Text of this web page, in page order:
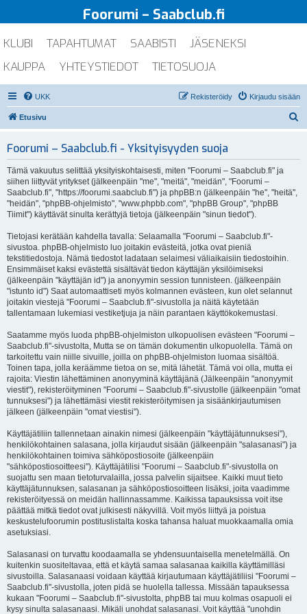
Foorumi – Saabclub.fi
KLUBI TAPAHTUMAT SAABISTI
JÄSENEKSI
KAUPPA
YHTEYSTIEDOT TIETOSUOJA
UKK Kirjaudu sisään
Rekisteröidy
Etusivu
Foorumi – Saabclub.fi - Yksityisyyden suoja
Tämä vakuutus selittää yksityiskohtaisesti, miten "Foorumi – Saabclub.fi" ja
siihen liittyvät yritykset (jälkeenpäin "me", "meitä", "meidän", "Foorumi –
Saabclub.fi", "https://foorumi.saabclub.fi") ja phpBB:n (jälkeenpäin "he", "heitä",
"heidän", "phpBB-ohjelmisto", "www.phpbb.com", "phpBB Group", "phpBB
Tiimit") käyttävät sinulta kerättyjä tietoja (jälkeenpäin "sinun tiedot").
Tietojasi kerätään kahdella tavalla: Selaamalla "Foorumi – Saabclub.fi"-
sivustoa. phpBB-ohjelmisto luo joitakin evästeitä, jotka ovat pieniä
tekstitiedostoja. Nämä tiedostot ladataan selaimesi väliaikaisiin tiedostoihin.
Ensimmäiset kaksi evästettä sisältävät tiedon käyttäjän yksilöimiseksi
(jälkeenpäin "käyttäjän id") ja anonyymin session tunnisteen. (jälkeenpäin
"istunto id") Saat automaattiseti myös kolmannen evästeen, kun olet selannut
joitakin viestejä "Foorumi – Saabclub.fi"-sivustolla ja näitä käytetään
tallentamaan lukemiasi vestiketjuja ja näin parantaen käyttökokemustasi.
Saatamme myös luoda phpBB-ohjelmiston ulkopuolisen evästeen "Foorumi –
Saabclub.fi"-sivustolta, Mutta se on tämän dokumentin ulkopuolella. Tämä on
tarkoitettu vain niille sivuille, joilla on phpBB-ohjelmiston luomaa sisältöä.
Toinen tapa, jolla keräämme tietoa on se, mitä lähetät. Tämä voi olla, mutta ei
rajoita: Viestin lähettäminen anonyyminä käyttäjänä (Jälkeenpäin "anonyymit
viestit"), rekisteröityminen "Foorumi – Saabclub.fi"-sivustolle (jälkeenpäin "omat
tunnuksesi") ja lähettämäsi viestit rekisteröitymisen ja sisäänkirjautumisen
jälkeen (jälkeenpäin "omat viestisi").
Käyttäjätiliin tallennetaan ainakin nimesi (jälkeenpäin "käyttäjätunnuksesi"),
henkilökohtainen salasana, jolla kirjaudut sisään (jälkeenpäin "salasanasi") ja
henkilökohtainen toimiva sähköpostiosoite (jälkeenpäin
"sähköpostiosoitteesi"). Käyttäjätilisi "Foorumi – Saabclub.fi"-sivustolla on
suojattu sen maan tietoturvalailla, jossa palvelin sijaitsee. Kaikki muut tieto
käyttäjätunnuksen, salasanan ja sähköpostiosoitteen lisäksi, joita vaadimme
rekisteröityessä on meidän hallinnassamme. Kaikissa tapauksissa voit itse
päättää mitkä tiedot ovat julkisesti näkyvillä. Voit myös liittyä ja poistua
keskustelufoorumin postituslistalta koska tahansa haluat muokkaamalla omia
asetuksiasi.
Salasanasi on turvattu koodaamalla se yhdensuuntaisella menetelmällä. On
kuitenkin suositeltavaa, että et käytä samaa salasanaa kaikilla käyttämilläsi
sivustoilla. Salasanaasi voidaan käyttää kirjautumaan käyttäjätiliisi "Foorumi –
Saabclub.fi"-sivustolla, joten pidä se huolella tallessa. Missään tapauksessa
kukaan "Foorumi – Saabclub.fi"-sivustolta, phpBB tai muu kolmas osapuoli ei
kysy sinulta salasanaasi. Mikäli unohdat salasanasi. Voit käyttää "unohdin